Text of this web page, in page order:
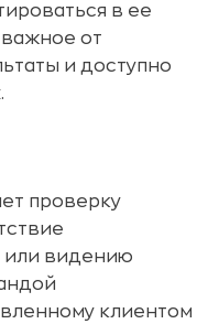
в ее
от
и доступно
проверку
или видению
клиентом